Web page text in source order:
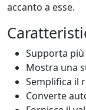
accanto a esse.
Supporta
Mostra una
Semplifica il
Converte